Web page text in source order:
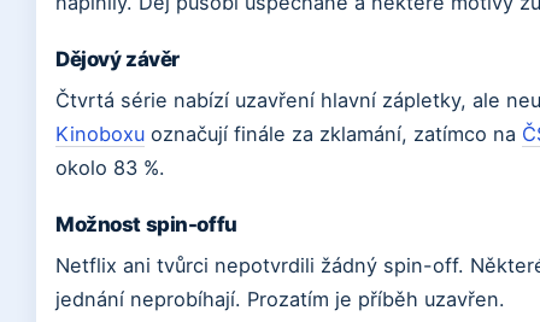
Dějový závěr
Čtvrtá série nabízí uzavření hlavní zápletky, ale
Kinoboxu označují finále za zklamání, zatímco na
okolo 83 %.
Možnost spin-offu
Netflix ani tvůrci nepotvrdili žádný spin-off.
jednání neprobíhají. Prozatím je příběh uzavřen.